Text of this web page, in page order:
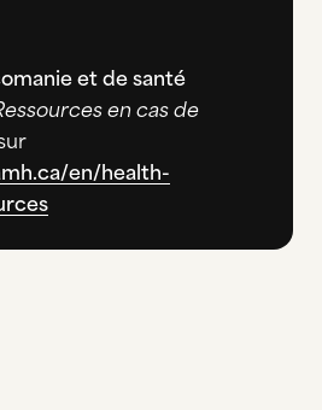
et de santé
en cas de
en/health-